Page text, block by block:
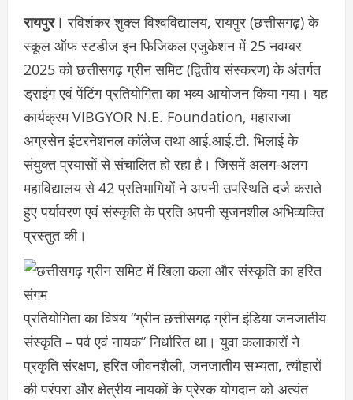
रायपुर। रविशंकर शुक्ल विश्वविद्यालय, रायपुर (छत्तीसगढ़) के
स्कूल ऑफ स्टडीज इन फिजिकल एजुकेशन में 25 नवम्बर
2025 को छत्तीसगढ़ ग्रीन समिट (द्वितीय संस्करण) के अंतर्गत
ड्राइंग एवं पेंटिंग प्रतियोगिता का भव्य आयोजन किया गया। यह
कार्यक्रम VIBGYOR N.E. Foundation, महाराजा
अग्रसेन इंटरनेशनल काॅलेज तथा आई.आई.टी. भिलाई के
संयुक्त प्रयासों से संचालित हो रहा है। जिसमें अलग-अलग
महाविद्यालय से 42 प्रतिभागियों ने अपनी उपस्थिति दर्ज कराते
हुए पर्यावरण एवं संस्कृति के प्रति अपनी सृजनशील अभिव्यक्ति
प्रस्तुत की।
प्रतियोगिता का विषय “ग्रीन छत्तीसगढ़ ग्रीन इंडिया जनजातीय
संस्कृति – पर्व एवं नायक” निर्धारित था। युवा कलाकारों ने
प्रकृति संरक्षण, हरित जीवनशैली, जनजातीय सभ्यता, त्यौहारों
की परंपरा और क्षेत्रीय नायकों के प्रेरक योगदान को अत्यंत